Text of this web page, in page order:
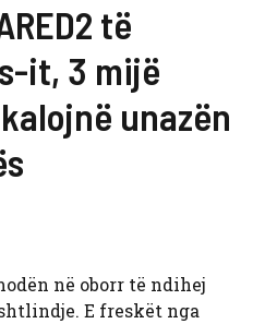
të
it, 3 mijë
unazën
në oborr të ndihej
E freskët nga